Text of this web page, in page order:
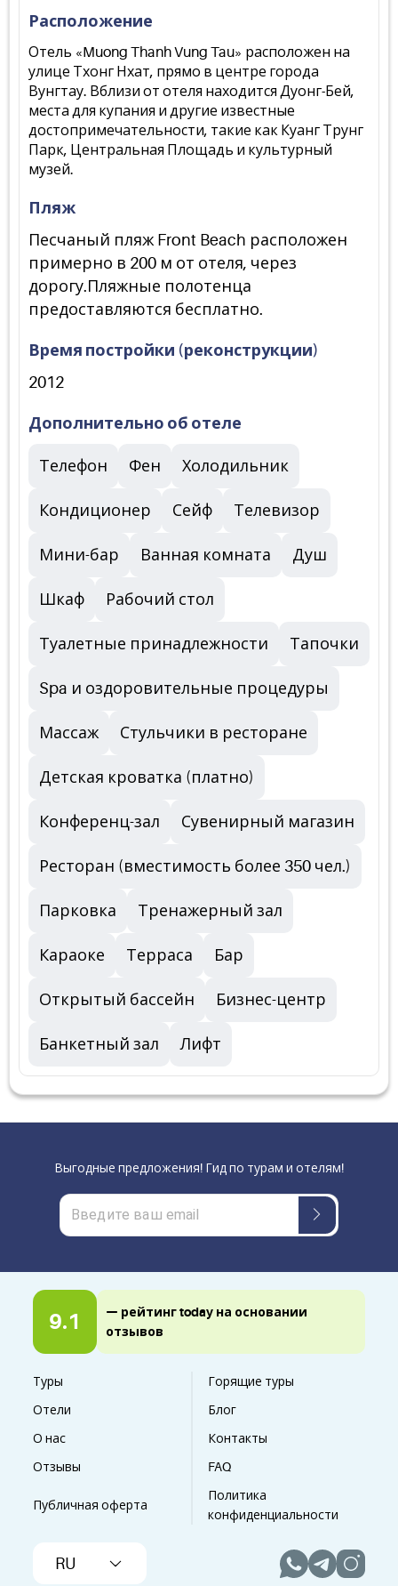
Расположение
Отель «Muong Thanh Vung Tau» расположен на
улице Тхонг Нхат, прямо в центре города
Вунгтау. Вблизи от отеля находится Дуонг-Бей,
места для купания и другие известные
достопримечательности, такие как Куанг Трунг
Парк, Центральная Площадь и культурный
музей.
Пляж
Песчаный пляж Front Beach расположен
примерно в 200 м от отеля, через
дорогу.Пляжные полотенца
предоставляются бесплатно.
Время постройки (реконструкции)
2012
Дополнительно об отеле
Телефон Фен Холодильник
Кондиционер Сейф Телевизор
Мини-бар Ванная комната Душ
Шкаф Рабочий стол
Туалетные принадлежности Тапочки
Spa и оздоровительные процедуры
Массаж Стульчики в ресторане
Детская кроватка (платно)
Конференц-зал Сувенирный магазин
Ресторан (вместимость более 350 чел.)
Парковка Тренажерный зал
Караоке Терраса Бар
Открытый бассейн Бизнес-центр
Банкетный зал Лифт
9.1
— рейтинг today на основании
отзывов
Туры
Горящие туры
Отели
Блог
О нас
Контакты
Отзывы
FAQ
Публичная оферта
Политика
конфиденциальности
RU
Выгодные предложения! Гид по турам и отелям!